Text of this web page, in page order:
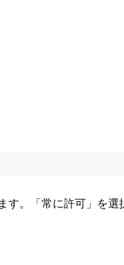
す。「常に許可」を選